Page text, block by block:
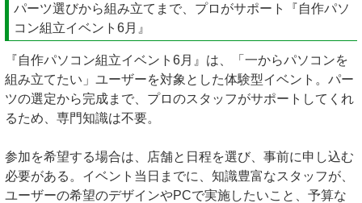
パーツ選びから組み立てまで、プロがサポート『自作パソ
コン組立イベント6月』
『自作パソコン組立イベント6月』は、「一からパソコンを
組み立てたい」ユーザーを対象とした体験型イベント。パー
ツの選定から完成まで、プロのスタッフがサポートしてくれ
るため、専門知識は不要。
参加を希望する場合は、店舗と日程を選び、事前に申し込む
必要がある。イベント当日までに、知識豊富なスタッフが、
ユーザーの希望のデザインやPCで実施したいこと、予算な